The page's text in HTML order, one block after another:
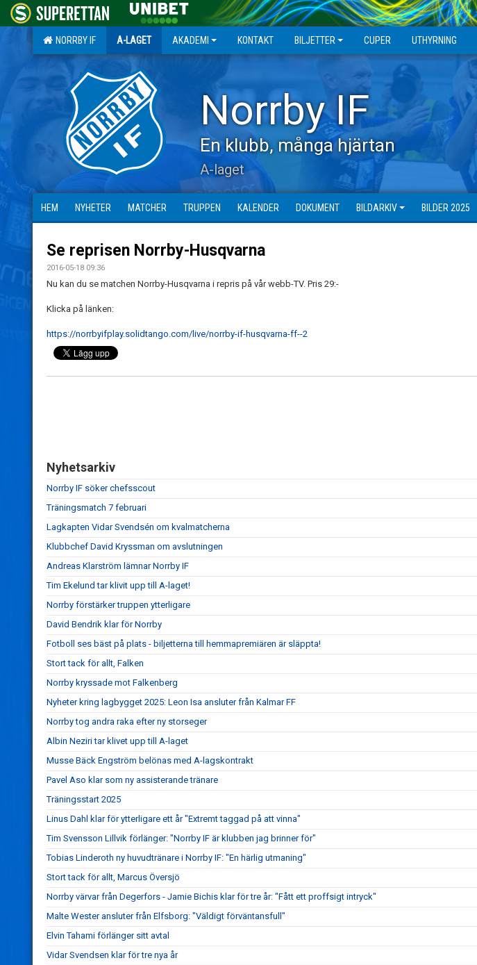
NORRBY IF A-LAGET AKADEMI KONTAKT BILJETTER CUPER UTHYRNING
Norrby IF
En klubb, många hjärtan
A-laget
HEM NYHETER MATCHER TRUPPEN KALENDER DOKUMENT BILDARKIV BILDER 2025
Se reprisen Norrby-Husqvarna
2016-05-18 09:36
Nu kan du se matchen Norrby-Husqvarna i repris på vår webb-TV. Pris 29:-
Klicka på länken:
https://norrbyifplay.solidtango.com/live/norrby-if-husqvarna-ff--2
Nyhetsarkiv
Norrby IF söker chefsscout
Träningsmatch 7 februari
Lagkapten Vidar Svendsén om kvalmatcherna
Klubbchef David Kryssman om avslutningen
Andreas Klarström lämnar Norrby IF
Tim Ekelund tar klivit upp till A-laget!
Norrby förstärker truppen ytterligare
David Bendrik klar för Norrby
Fotboll ses bäst på plats - biljetterna till hemmapremiären är släppta!
Stort tack för allt, Falken
Norrby kryssade mot Falkenberg
Nyheter kring lagbygget 2025: Leon Isa ansluter från Kalmar FF
Norrby tog andra raka efter ny storseger
Albin Neziri tar klivet upp till A-laget
Musse Bäck Engström belönas med A-lagskontrakt
Pavel Aso klar som ny assisterande tränare
Träningsstart 2025
Linus Dahl klar för ytterligare ett år "Extremt taggad på att vinna"
Tim Svensson Lillvik förlänger: "Norrby IF är klubben jag brinner för"
Tobias Linderoth ny huvudtränare i Norrby IF: "En härlig utmaning"
Stort tack för allt, Marcus Översjö
Norrby värvar från Degerfors - Jamie Bichis klar för tre år: "Fått ett proffsigt intryck"
Malte Wester ansluter från Elfsborg: "Väldigt förväntansfull"
Elvin Tahami förlänger sitt avtal
Vidar Svendsen klar för tre nya år